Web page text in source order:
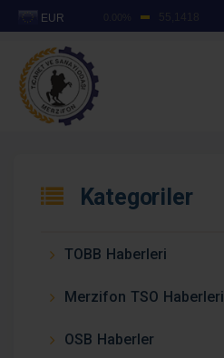
Kategoriler
TOBB Haberleri
Merzifon TSO Haberleri
OSB Haberler